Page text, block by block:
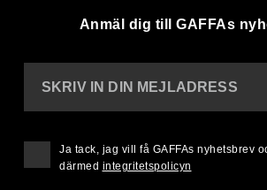
Anmäl dig till GAFFAs
SKRIV IN DIN MEJLADRESS
Ja tack, jag vill få GAFFAs nyhetsbrev
därmed integritetspolicyn